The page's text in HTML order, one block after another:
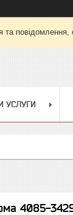
повідомлення,
УСЛУГИ
4085-